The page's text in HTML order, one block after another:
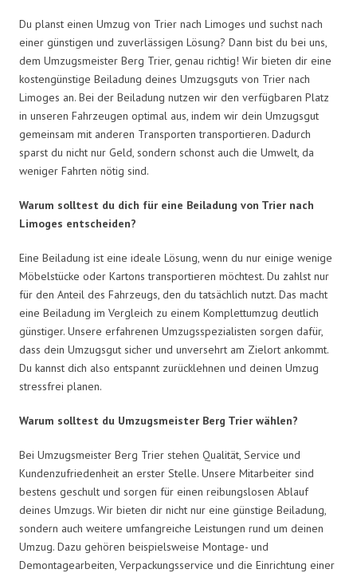
Du planst einen Umzug von Trier nach Limoges und suchst nach
einer günstigen und zuverlässigen Lösung? Dann bist du bei uns,
dem Umzugsmeister Berg Trier, genau richtig! Wir bieten dir eine
kostengünstige Beiladung deines Umzugsguts von Trier nach
Limoges an. Bei der Beiladung nutzen wir den verfügbaren Platz
in unseren Fahrzeugen optimal aus, indem wir dein Umzugsgut
gemeinsam mit anderen Transporten transportieren. Dadurch
sparst du nicht nur Geld, sondern schonst auch die Umwelt, da
weniger Fahrten nötig sind.
Warum solltest du dich für eine Beiladung von Trier nach
Limoges entscheiden?
Eine Beiladung ist eine ideale Lösung, wenn du nur einige wenige
Möbelstücke oder Kartons transportieren möchtest. Du zahlst nur
für den Anteil des Fahrzeugs, den du tatsächlich nutzt. Das macht
eine Beiladung im Vergleich zu einem Komplettumzug deutlich
günstiger. Unsere erfahrenen Umzugsspezialisten sorgen dafür,
dass dein Umzugsgut sicher und unversehrt am Zielort ankommt.
Du kannst dich also entspannt zurücklehnen und deinen Umzug
stressfrei planen.
Warum solltest du Umzugsmeister Berg Trier wählen?
Bei Umzugsmeister Berg Trier stehen Qualität, Service und
Kundenzufriedenheit an erster Stelle. Unsere Mitarbeiter sind
bestens geschult und sorgen für einen reibungslosen Ablauf
deines Umzugs. Wir bieten dir nicht nur eine günstige Beiladung,
sondern auch weitere umfangreiche Leistungen rund um deinen
Umzug. Dazu gehören beispielsweise Montage- und
Demontagearbeiten, Verpackungsservice und die Einrichtung einer